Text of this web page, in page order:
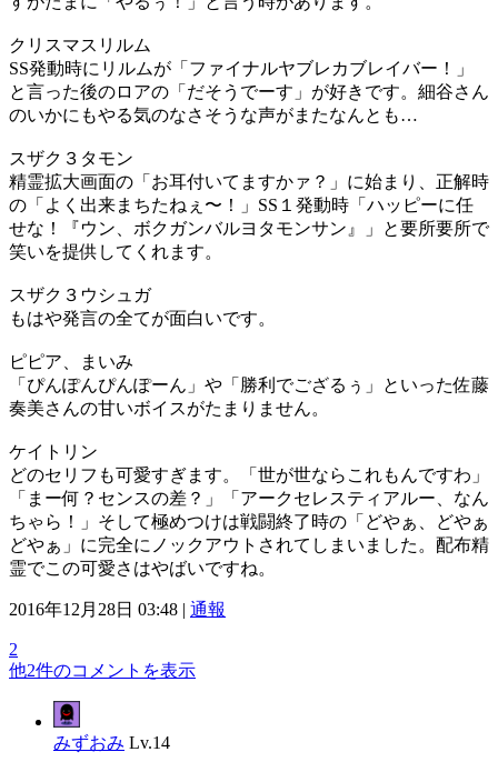
クリスマスリルム
SS発動時にリルムが「ファイナルヤブレカブレイバー！」
と言った後のロアの「だそうでーす」が好きです。細谷さん
のいかにもやる気のなさそうな声がまたなんとも…
スザク３タモン
精霊拡大画面の「お耳付いてますかァ？」に始まり、正解時
の「よく出来まちたねぇ〜！」SS１発動時「ハッピーに任
せな！『ウン、ボクガンバルヨタモンサン』」と要所要所で
笑いを提供してくれます。
スザク３ウシュガ
もはや発言の全てが面白いです。
ピピア、まいみ
「ぴんぽんぴんぽーん」や「勝利でござるぅ」といった佐藤
奏美さんの甘いボイスがたまりません。
ケイトリン
どのセリフも可愛すぎます。「世が世ならこれもんですわ」
「まー何？センスの差？」「アークセレスティアルー、なん
ちゃら！」そして極めつけは戦闘終了時の「どやぁ、どやぁ
どやぁ」に完全にノックアウトされてしまいました。配布精
霊でこの可愛さはやばいですね。
2016年12月28日 03:48 | 通報
2
他2件のコメントを表示
みずおみ Lv.14